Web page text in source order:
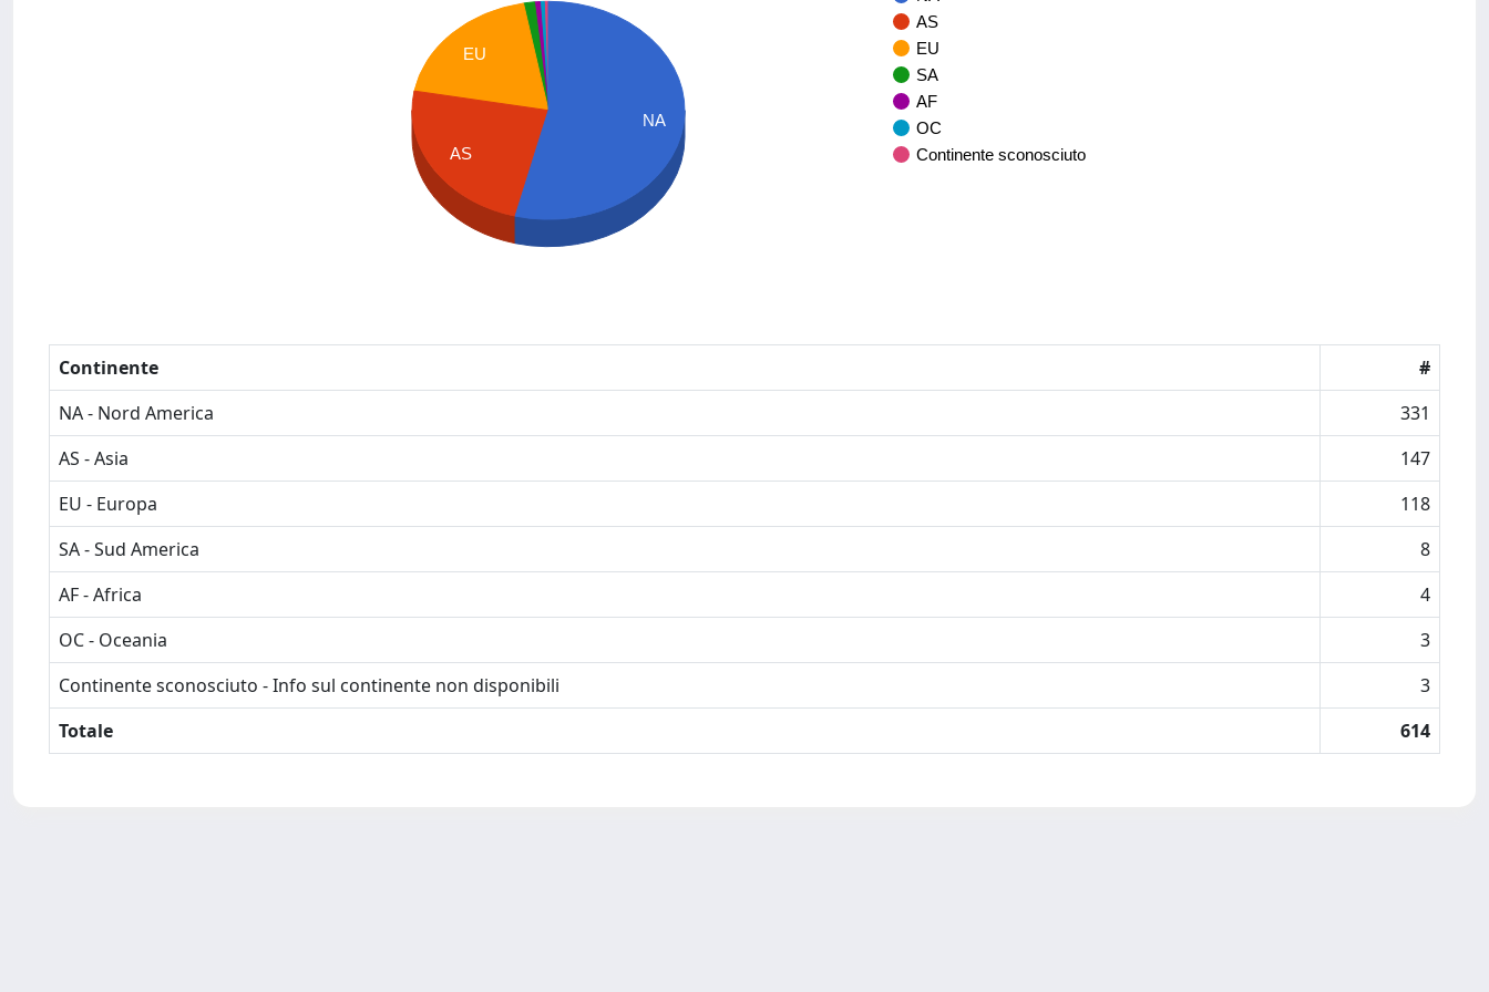
AS
EU
SA
AF
OC
Continente sconosciuto
EU
AS
NA
Continente
#
NA - Nord America
331
AS - Asia
147
EU - Europa
118
SA - Sud America
8
AF - Africa
4
OC - Oceania
3
Continente sconosciuto - Info sul continente non disponibili
3
Totale
614